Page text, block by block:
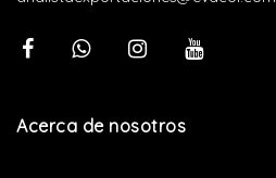
Acerca de nosotros